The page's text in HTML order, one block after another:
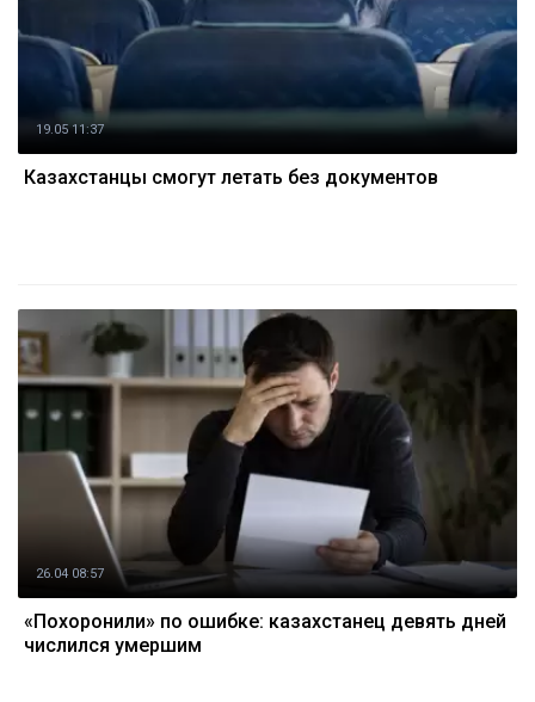
19.05 11:37
Казахстанцы смогут летать без документов
26.04 08:57
«Похоронили» по ошибке: казахстанец девять дней
числился умершим